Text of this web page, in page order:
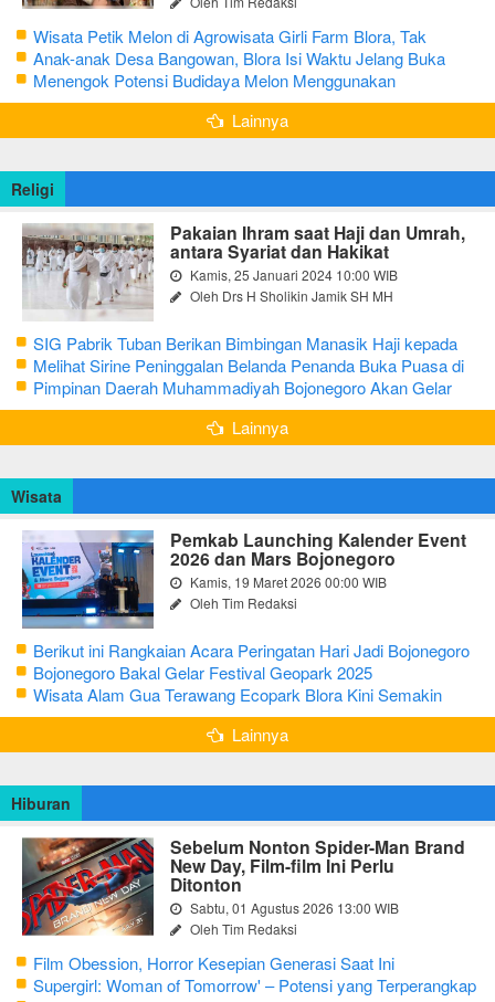
Wisata Petik Melon di Agrowisata Girli Farm Blora, Tak
Sampai 5 Hari Sudah Ludes Terjual
Anak-anak Desa Bangowan, Blora Isi Waktu Jelang Buka
Puasa dengan Latihan Gamelan
Menengok Potensi Budidaya Melon Menggunakan
Greenhouse di Bojonegoro
Lainnya
Religi
Pakaian Ihram saat Haji dan Umrah,
antara Syariat dan Hakikat
Kamis, 25 Januari 2024 10:00 WIB
Oleh Drs H Sholikin Jamik SH MH
SIG Pabrik Tuban Berikan Bimbingan Manasik Haji kepada
CJH Kabupaten Tuban
Melihat Sirine Peninggalan Belanda Penanda Buka Puasa di
Pendopo Bupati Blora
Pimpinan Daerah Muhammadiyah Bojonegoro Akan Gelar
Salat Iduladha 9 Juli 2022
Lainnya
Wisata
Pemkab Launching Kalender Event
2026 dan Mars Bojonegoro
Kamis, 19 Maret 2026 00:00 WIB
Oleh Tim Redaksi
Berikut ini Rangkaian Acara Peringatan Hari Jadi Bojonegoro
Ke-348 Tahun 2025
Bojonegoro Bakal Gelar Festival Geopark 2025
Wisata Alam Gua Terawang Ecopark Blora Kini Semakin
Menarik
Lainnya
Hiburan
Sebelum Nonton Spider-Man Brand
New Day, Film-film Ini Perlu
Ditonton
Sabtu, 01 Agustus 2026 13:00 WIB
Oleh Tim Redaksi
Film Obession, Horror Kesepian Generasi Saat Ini
Supergirl: Woman of Tomorrow' – Potensi yang Terperangkap